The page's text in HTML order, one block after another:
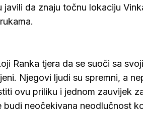
da znaju točnu lokaciju
Ranka tjera da se suoči sa
Njegovi ljudi su spremni, a
ovu priliku i jednom zauvijek
neočekivana neodlučnost